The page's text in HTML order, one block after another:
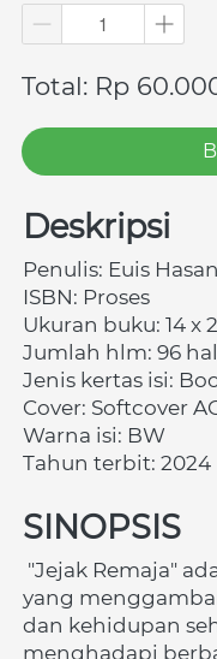
Total: Rp
`
Deskripsi
Penulis: Euis
ISBN: Proses
Ukuran buku: 14 x
Jumlah hlm: 96
Jenis kertas isi:
Cover: Softcover
Warna isi: BW
Tahun terbit: 2024
SINOPSIS
"Jejak Remaja"
yang
dan kehidupan
menghadapi